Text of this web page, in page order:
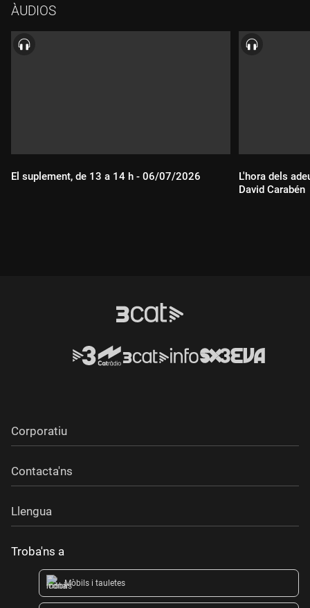
del Parlament Europeu i eurodiputada pel Partit Democràtic
d'Itàlia, i amb els eurodiputas catalans Ernest Maragall, Ramon
Tremosa, Javi López, Ernest Urtasun i Josep Maria Terricabras.
ÀUDIOS
El suplement, de 13 a 14 h - 06/07/2026
L'hora dels
David Carabén
Corporatiu
Contacta'ns
Llengua
Troba'ns a
Mòbils i tauletes